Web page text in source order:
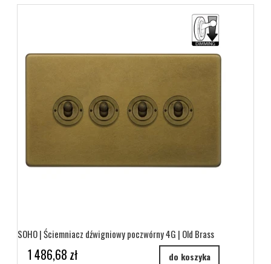
SOHO | Ściemniacz dźwigniowy poczwórny 4G | Old Brass
1 486,68 zł do koszyka